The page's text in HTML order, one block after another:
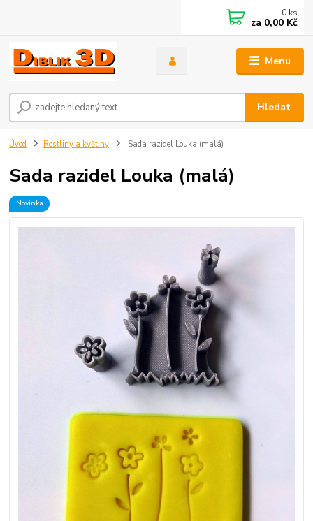
Menu
Hledat
0 ks
za 0,00 Kč
Úvod Rostliny a květiny Sada razidel Louka (malá)
Sada razidel Louka (malá)
Novinka